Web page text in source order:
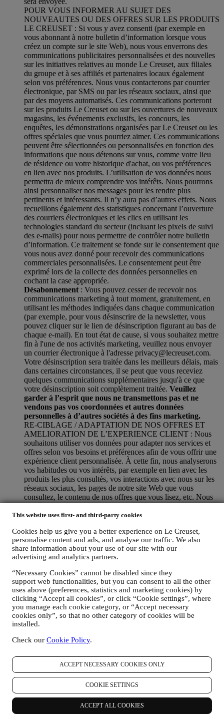
This website uses first- and third-party cookies
Cookies help us give you a better experience on Le Creuset,
personalise content and ads, and analyse our traffic. We also
share information about your use of our site with our
advertising and analytics partners.
“Necessary Cookies” cannot be disabled since they
support web functionalities, but you can consent to all the other
uses above (preferences, statistics and marketing cookies) by
clicking “Accept all cookies”, or click “Cookie settings”, where
you manage each cookie category, or “Accept necessary
cookies only”, so that no other category of cookies will be
installed.
Check our Cookie Policy.
ACCEPT NECESSARY COOKIES ONLY
COOKIE SETTINGS
ACCEPT ALL COOKIES
POUR VOUS INFORMER AU SUJET DES
NOUVEAUTES OU DES OFFRES SUR LES PRODUITS
LE CREUSET : Si vous y avez consenti (par exemple en
vous abonnant à notre bulletin d’information lorsque vous
créez un compte sur le site Web), nous vous enverrons des
communications publicitaires personnalisées et des nouvelles
sur les initiatives relatives au monde Le Creuset, aux filiales
du groupe et à ses affiliés et partenaires locaux également
selon vos préférences. Nous vous contacterons par courrier
électronique, par SMS ou par les réseaux sociaux, ainsi que
par des moyens automatisés. Ces communications porteront
sur les produits Le Creuset ou sur les ouvertures de nouveaux
magasins, les événements exclusifs, les concours, les
enquêtes, les démonstrations organisées par Le Creuset ou les
offres spéciales que vous pourriez aimer. Ces communications
peuvent être sélectionnées ou personnalisées en fonction des
informations que nous détenons sur vous, comme votre lieu
de résidence ou votre historique d'achat, ou vos préférences
en lien avec nos produits. L’utilisation de vos données nous
permettra de mieux comprendre vos intérêts. Nous pourrons
ainsi personnaliser nos messages pour les rendre plus
pertinents et intéressants. Il n’y aura pas d’autres effets. Nous
recueillons également des statistiques concernant l’ouverture
des courriers électroniques et les clics en utilisant les
technologies standard du secteur (incluant les pixels de suivi
des e-mails) pour nous permettre de contrôler notre bulletin
d’information. Ce traitement se fonde sur le consentement que
vous nous avez donné pour recevoir des communications
commerciales personnalisées. Le consentement peut être
exprimé lors de la collecte des données personnelles en
cochant la case appropriée.
Désabonnement : Vous pouvez cesser de recevoir nos
communications marketing à tout moment, gratuitement, en
utilisant les méthodes indiquées dans chaque communication
(par exemple, pour vous désinscrire de la newsletter, vous
pouvez cliquer sur le lien de désinscription figurant au bas de
chaque e-mail). En tout état de cause, si vous souhaitez mettre
fin à l'une de nos activités marketing, veuillez nous envoyer
un courrier électronique à l'adresse privacy@lecreuset.com.
Votre désinscription sera traitée dans les meilleurs délais, mais
dans certaines circonstances, il se peut que vous receviez
quelques communications supplémentaires jusqu'à ce que
votre désinscription soit complètement traitée. Veuillez
garder à l’esprit que nous ne transmettons pas et ne
vendons pas vos coordonnées et autres données
personnelles à d’autres sociétés à des fins marketing.
RE-CIBLAGE / ADAPTATION DE NOS OFFRES ET
AMELIORATION DE L’EXPERIENCE CLIENT : Nous
souhaitons utiliser vos données pour adapter nos services et
offres selon vos besoins et préférences afin de vous offrir une
expérience client personnalisée. À cette fin, nous analyserons
vos habitudes ou vos intérêts, par exemple en lien avec les
produits les plus consultés, vos interactions avec nous sur les
réseaux sociaux, les pages de notre site Web que vous
consultez, le contenu de nos offres que vous lisez, etc. Nous
procéderons à cette analyse principalement en ayant recours à
des cookies et technologies similaires (incluant les pixels de
préférences collectées lors de votre abonnement à nos
communications marketing personnalisées. Nous utiliserons
ces informations pour gérer nos publicités sur d’autres sites,
accorder l’accès à un contenu particulier, adapter le contenu
ou les offres que vous voyez sur le site Web ou, si vous avez
consenti à vous abonner à nos communications marketing,
pour vous envoyer des communications pertinentes qui
pourraient vous intéresser / des messages que nous croyons
que vous pourriez aimer. Il n’y aura pas d’autres effets.
L’utilisation des cookies est soumise à votre consentement. Si
vous ne souhaitez pas que ces informations soient utilisées
messages en fonction de vos intérêts, vous pouvez limiter
vos paramètres en matière de cookies (veuillez toutefois noter
que certains cookies sont nécessaires pour utiliser le site Web).
Veuillez noter que cela ne vous empêche pas de recevoir des
publicités, des offres ou des messages. Vous continuerez à
recevoir des publicités, des offres ou des messages
génériques. Pour plus d’informations sur la façon dont nous
utilisons les cookies et savoir comment vous pouvez les